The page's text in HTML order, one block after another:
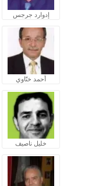
إدوارد جرجس
أحمد ختّاوي
خليل ناصيف